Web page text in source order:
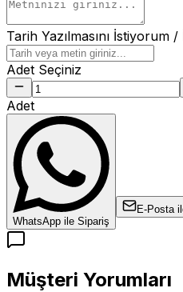
Tarih Yazılmasını İstiyorum
Adet Seçiniz
Adet
WhatsApp ile Sipariş
E-Posta
Müşteri Yorumları